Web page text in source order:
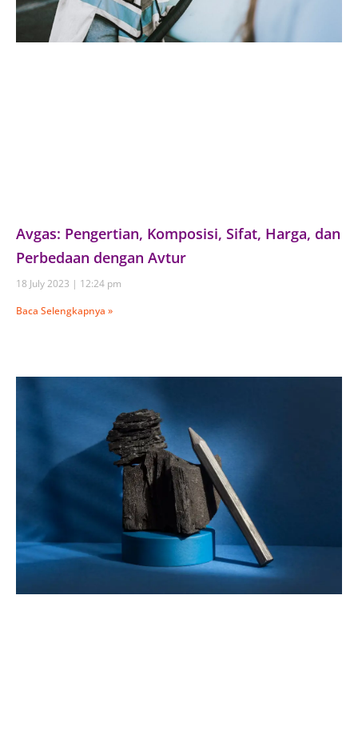
Avgas: Pengertian, Komposisi, Sifat, Harga, dan
Perbedaan dengan Avtur
18 July 2023
12:24 pm
Baca Selengkapnya »